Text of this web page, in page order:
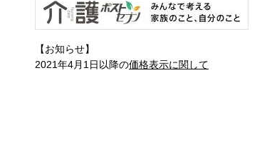
【お知らせ】
2021年4月1日以降の価格表示に関して